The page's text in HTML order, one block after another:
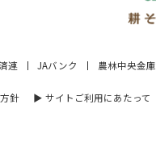
連 JAバンク 農林中央金庫
針 ▶︎ サイトご利用にあたって